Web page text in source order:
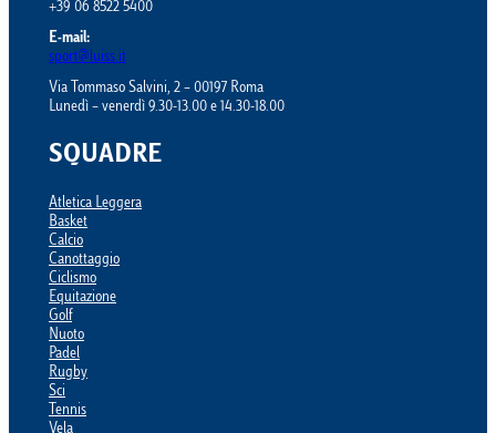
+39 06 8522 5400
E-mail:
sport@luiss.it
Via Tommaso Salvini, 2 – 00197 Roma
Lunedì – venerdì 9.30-13.00 e 14.30-18.00
SQUADRE
Atletica Leggera
Basket
Calcio
Canottaggio
Ciclismo
Equitazione
Golf
Nuoto
Padel
Rugby
Sci
Tennis
Vela